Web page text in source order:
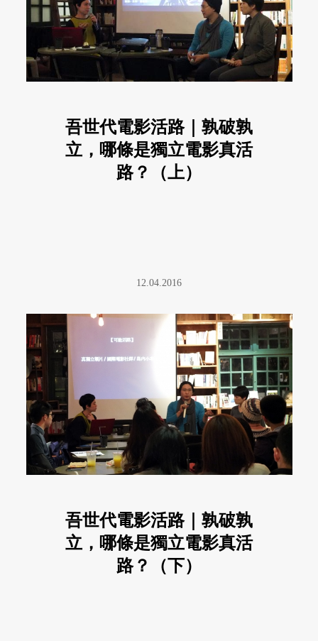
吾世代電影活路｜孰破孰
立，哪條是獨立電影真活
路？（上）
12.04.2016
吾世代電影活路｜孰破孰
立，哪條是獨立電影真活
路？（下）